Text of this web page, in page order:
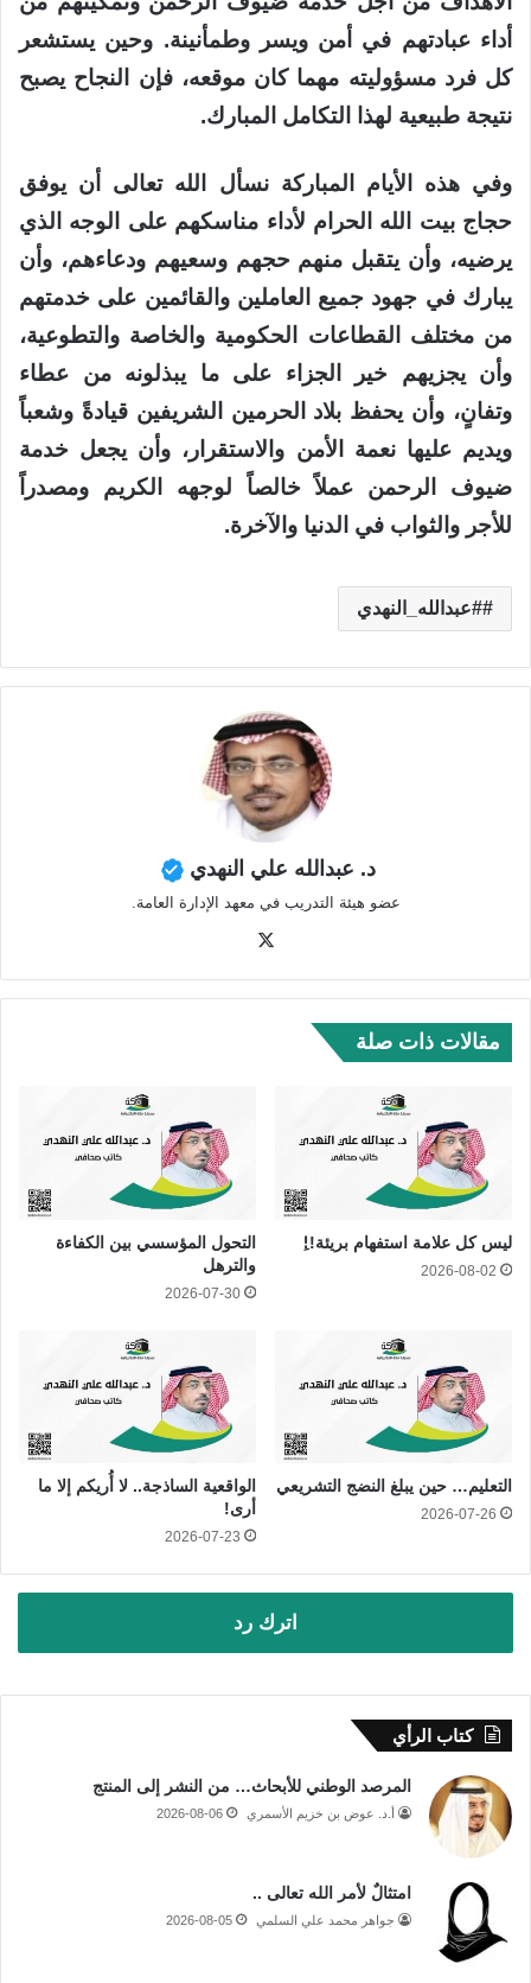
أداء عبادتهم في أمن ويسر وطمأنينة. وحين يستشعر
كل فرد مسؤوليته مهما كان موقعه، فإن النجاح يصبح
نتيجة طبيعية لهذا التكامل المبارك.
وفي هذه الأيام المباركة نسأل الله تعالى أن يوفق
حجاج بيت الله الحرام لأداء مناسكهم على الوجه الذي
يرضيه، وأن يتقبل منهم حجهم وسعيهم ودعاءهم، وأن
يبارك في جهود جميع العاملين والقائمين على خدمتهم
من مختلف القطاعات الحكومية والخاصة والتطوعية،
وأن يجزيهم خير الجزاء على ما يبذلونه من عطاء
وتفانٍ، وأن يحفظ بلاد الحرمين الشريفين قيادةً وشعباً
ويديم عليها نعمة الأمن والاستقرار، وأن يجعل خدمة
ضيوف الرحمن عملاً خالصاً لوجهه الكريم ومصدراً
للأجر والثواب في الدنيا والآخرة.
#عبدالله_النهدي
د. عبدالله علي النهدي
عضو هيئة التدريب في معهد الإدارة العامة.
مقالات ذات صلة
ليس كل علامة استفهام بريئة!!ِ
2026-08-02
التحول المؤسسي بين الكفاءة
والترهل
2026-07-30
التعليم… حين يبلغ النضج التشريعي
2026-07-26
الواقعية الساذجة.. لا أُريكم إلا ما
أرى!
2026-07-23
اترك رد
كتاب الرأي
المرصد الوطني للأبحاث… من النشر إلى المنتج
أ.د. عوض بن خزيم الأسمري 2026-08-06
امتثالٌ لأمر الله تعالى ..
جواهر محمد علي السلمي 2026-08-05